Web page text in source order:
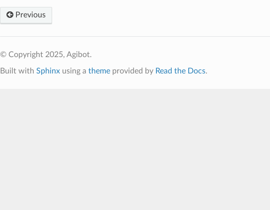
Previous
© Copyright 2025, Agibot.
Built with Sphinxusing a themeprovided by Read the Docs.